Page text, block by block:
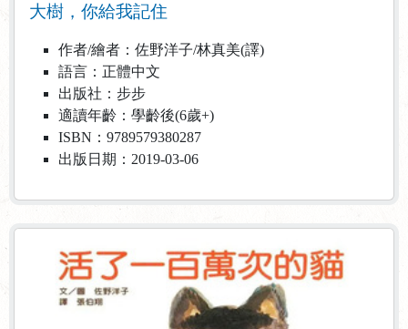
大樹，你給我記住
作者/繪者：佐野洋子/林真美(譯)
語言：正體中文
出版社：步步
適讀年齡：學齡後(6歲+)
ISBN：9789579380287
出版日期：2019-03-06